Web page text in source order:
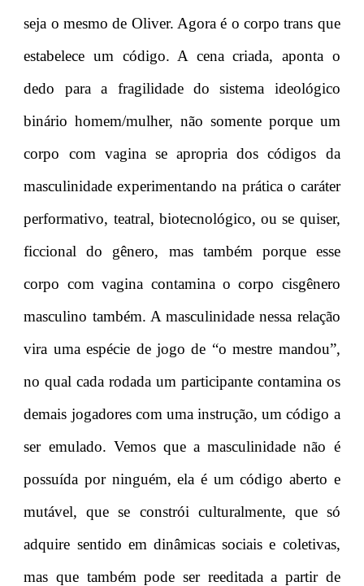
seja o mesmo de Oliver. Agora é o corpo trans que
estabelece um código. A cena criada, aponta o
dedo para a fragilidade do sistema ideológico
binário homem/mulher, não somente porque um
corpo com vagina se apropria dos códigos da
masculinidade experimentando na prática o caráter
performativo, teatral, biotecnológico, ou se quiser,
ficcional do gênero, mas também porque esse
corpo com vagina contamina o corpo cisgênero
masculino também. A masculinidade nessa relação
vira uma espécie de jogo de “o mestre mandou”,
no qual cada rodada um participante contamina os
demais jogadores com uma instrução, um código a
ser emulado. Vemos que a masculinidade não é
possuída por ninguém, ela é um código aberto e
mutável, que se constrói culturalmente, que só
adquire sentido em dinâmicas sociais e coletivas,
mas que também pode ser reeditada a partir de